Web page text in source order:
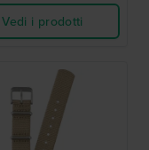
Vedi i prodotti